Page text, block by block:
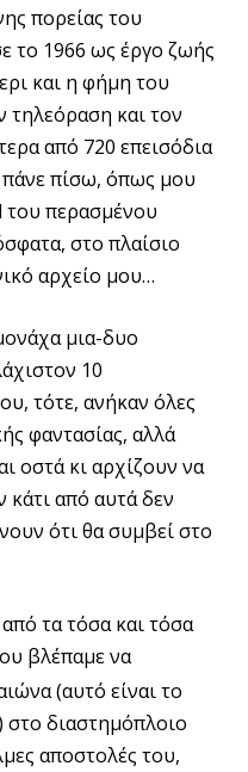
πορείας του
το 1966 ως έργο ζωής
και η φήμη του
τηλεόραση και τον
από 720 επεισόδια
πάνε πίσω, όπως μου
περασμένου
στο πλαίσιο
αρχείο μου…
μια-δυο
10
τότε, ανήκαν όλες
φαντασίας, αλλά
οστά κι αρχίζουν να
κάτι από αυτά δεν
ότι θα συμβεί στο
τα τόσα και τόσα
βλέπαμε να
(αυτό είναι το
στο διαστημόπλοιο
αποστολές του,